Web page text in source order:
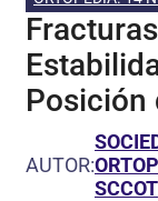
Posición
AUTOR:
SCCOT